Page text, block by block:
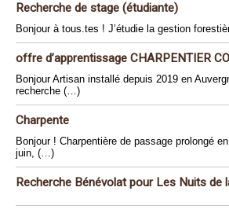
Recherche de stage (étudiante)
Bonjour à tous.tes ! J’étudie la gestion
offre d’apprentissage CHARPENTIER
Bonjour Artisan installé depuis 2019 en
recherche (…)
Charpente
Bonjour ! Charpentière de passage prolongé
juin, (…)
Recherche Bénévolat pour Les Nuits de